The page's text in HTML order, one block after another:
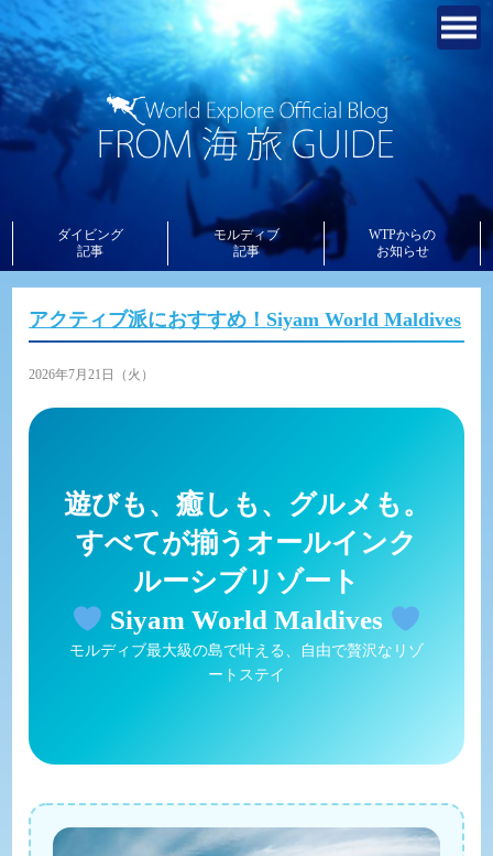
ダイビング
記事
モルディブ
記事
WTPからの
お知らせ
アクティブ派におすすめ！Siyam World Maldives
2026年7月21日（火）
遊びも、癒しも、グルメも。
すべてが揃うオールインク
ルーシブリゾート
Siyam World Maldives
モルディブ最大級の島で叶える、自由で贅沢なリゾ
ートステイ